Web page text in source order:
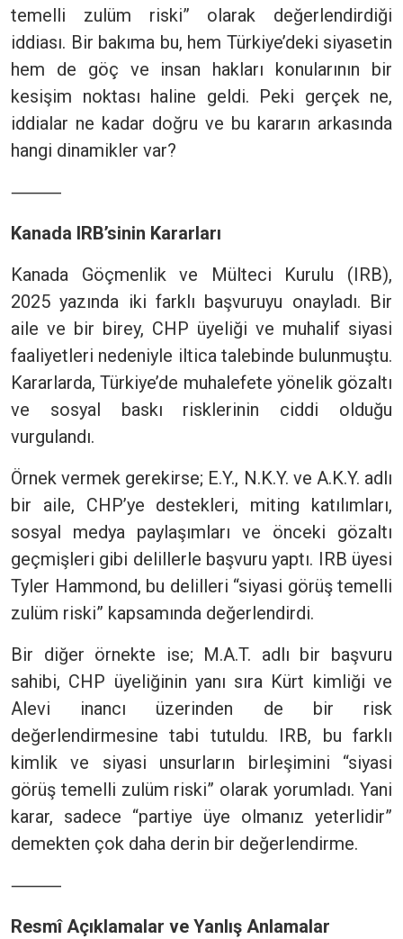
temelli zulüm riski” olarak değerlendirdiği
iddiası. Bir bakıma bu, hem Türkiye’deki siyasetin
hem de göç ve insan hakları konularının bir
kesişim noktası haline geldi. Peki gerçek ne,
iddialar ne kadar doğru ve bu kararın arkasında
hangi dinamikler var?
⸻
Kanada IRB’sinin Kararları
Kanada Göçmenlik ve Mülteci Kurulu (IRB),
2025 yazında iki farklı başvuruyu onayladı. Bir
aile ve bir birey, CHP üyeliği ve muhalif siyasi
faaliyetleri nedeniyle iltica talebinde bulunmuştu.
Kararlarda, Türkiye’de muhalefete yönelik gözaltı
ve sosyal baskı risklerinin ciddi olduğu
vurgulandı.
Örnek vermek gerekirse; E.Y., N.K.Y. ve A.K.Y. adlı
bir aile, CHP’ye destekleri, miting katılımları,
sosyal medya paylaşımları ve önceki gözaltı
geçmişleri gibi delillerle başvuru yaptı. IRB üyesi
Tyler Hammond, bu delilleri “siyasi görüş temelli
zulüm riski” kapsamında değerlendirdi.
Bir diğer örnekte ise; M.A.T. adlı bir başvuru
sahibi, CHP üyeliğinin yanı sıra Kürt kimliği ve
Alevi inancı üzerinden de bir risk
değerlendirmesine tabi tutuldu. IRB, bu farklı
kimlik ve siyasi unsurların birleşimini “siyasi
görüş temelli zulüm riski” olarak yorumladı. Yani
karar, sadece “partiye üye olmanız yeterlidir”
demekten çok daha derin bir değerlendirme.
⸻
Resmî Açıklamalar ve Yanlış Anlamalar